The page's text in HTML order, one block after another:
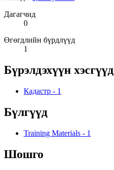
Дагагчид
0
Өгөгдлийн бүрдлүүд
1
Бүрэлдэхүүн хэсгүүд
Кадастр - 1
Бүлгүүд
Training Materials - 1
Шошго